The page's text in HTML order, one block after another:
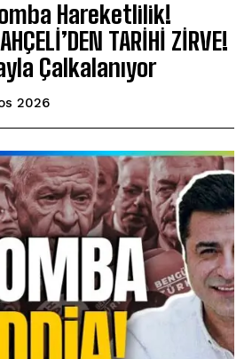
Hareketlilik!
TARİHİ ZİRVE!
Çalkalanıyor
2026